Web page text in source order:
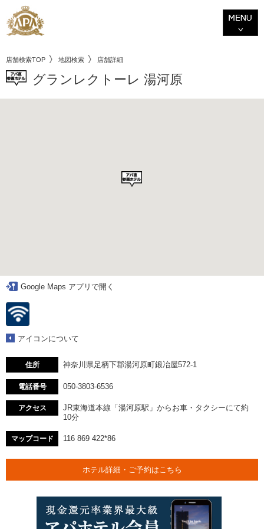
店舗検索TOP 地図検索 店舗詳細
グランレクトーレ 湯河原
Google Maps アプリで開く
アイコンについて
住所 神奈川県足柄下郡湯河原町鍛冶屋572-1
電話番号 050-3803-6536
アクセス
JR東海道本線「湯河原駅」からお車・タクシーにて約
10分
マップコード 116 869 422*86
ホテル詳細・ご予約はこちら